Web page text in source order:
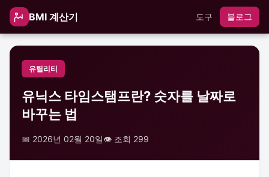
BMI 계산기 도구 블로그
유틸리티
유닉스 타임스탬프란? 숫자를 날짜로
바꾸는 법
📅 2026년 02월 20일👁️ 조회 299